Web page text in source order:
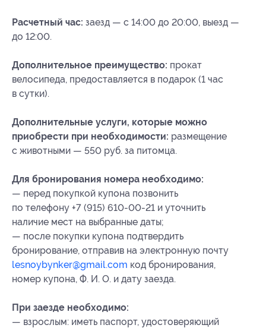
Расчетный час: заезд — с 14:00 до 20:00, выезд —
до 12:00.
Дополнительное преимущество: прокат
велосипеда, предоставляется в подарок (1 час
в сутки).
Дополнительные услуги, которые можно
приобрести при необходимости: размещение
с животными — 550 руб. за питомца.
Для бронирования номера необходимо:
— перед покупкой купона позвонить
по телефону +7 (915) 610-00-21 и уточнить
наличие мест на выбранные даты;
— после покупки купона подтвердить
бронирование, отправив на электронную почту
lesnoybynker@gmail.com код бронирования,
номер купона, Ф. И. О. и дату заезда.
При заезде необходимо:
— взрослым: иметь паспорт, удостоверяющий